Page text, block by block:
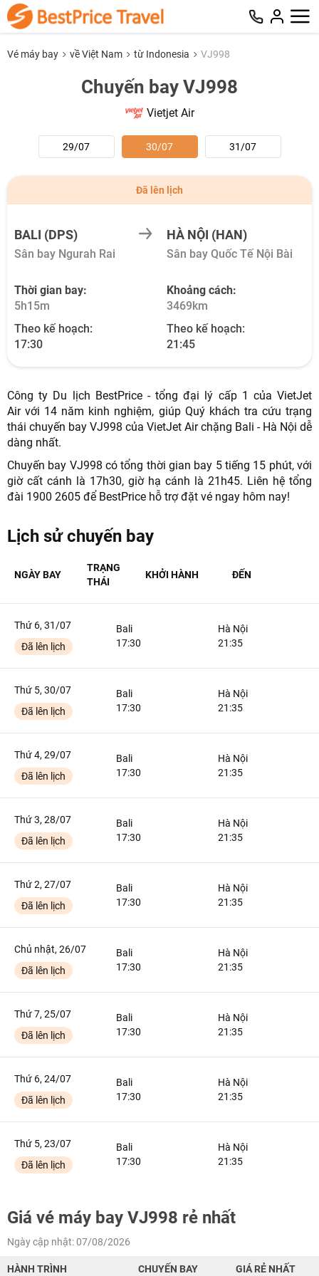
Vé máy bay về Việt Nam từ Indonesia VJ998
Chuyến bay VJ998
Vietjet Air
29/07 30/07 31/07
Đã lên lịch
BALI (DPS) HÀ NỘI (HAN)
Sân bay Ngurah Rai
Thời gian bay:
5h15m
Sân bay Quốc Tế Nội Bài
Khoảng cách:
3469km
Theo kế hoạch:
17:30
Theo kế hoạch:
21:45
Công ty Du lịch BestPrice - tổng đại lý cấp 1 của VietJet
Air với 14 năm kinh nghiệm, giúp Quý khách tra cứu trạng
thái chuyến bay VJ998 của VietJet Air chặng Bali - Hà Nội dễ
dàng nhất.
Chuyến bay VJ998 có tổng thời gian bay 5 tiếng 15 phút, với
giờ cất cánh là 17h30, giờ hạ cánh là 21h45. Liên hệ tổng
đài 1900 2605 để BestPrice hỗ trợ đặt vé ngay hôm nay!
Lịch sử chuyến bay
NGÀY BAY
TRẠNG
THÁI
KHỞI HÀNH ĐẾN
Thứ 6, 31/07
Đã lên lịch
Bali
17:30
Hà Nội
21:35
Thứ 5, 30/07
Đã lên lịch
Bali
17:30
Hà Nội
21:35
Thứ 4, 29/07
Đã lên lịch
Bali
17:30
Hà Nội
21:35
Thứ 3, 28/07
Đã lên lịch
Bali
17:30
Hà Nội
21:35
Thứ 2, 27/07
Đã lên lịch
Bali
17:30
Hà Nội
21:35
Chủ nhật, 26/07
Đã lên lịch
Bali
17:30
Hà Nội
21:35
Thứ 7, 25/07
Đã lên lịch
Bali
17:30
Hà Nội
21:35
Thứ 6, 24/07
Đã lên lịch
Bali
17:30
Hà Nội
21:35
Thứ 5, 23/07
Đã lên lịch
Bali
17:30
Hà Nội
21:35
Giá vé máy bay VJ998 rẻ nhất
Ngày cập nhật: 07/08/2026
HÀNH TRÌNH CHUYẾN BAY GIÁ RẺ NHẤT
TƯ VẤN NGAY
TƯ VẤN NGAY